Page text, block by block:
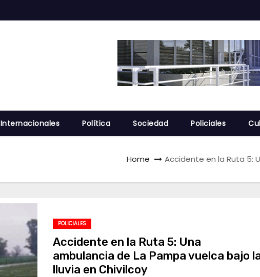
Internacionales Política Sociedad Policiales
Home Accidente en la Ruta 5:
POLICIALES
Accidente en la Ruta 5: Una
ambulancia de La Pampa vuelca bajo
lluvia en Chivilcoy